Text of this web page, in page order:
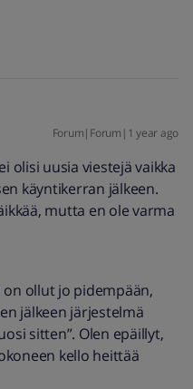
Forum|Forum|1 year ago
olisi uusia viestejä vaikka
käyntikerran jälkeen.
mutta en ole varma
ollut jo pidempään,
jälkeen järjestelmä
sitten”. Olen epäillyt,
kello heittää